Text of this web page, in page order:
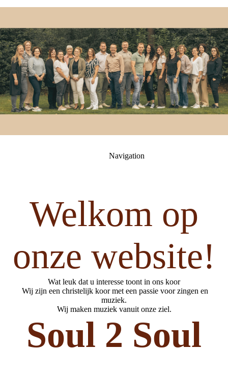
Navigation
Welkom op
onze website!
Wat leuk dat u interesse toont in ons koor
Wij zijn een christelijk koormet een passie voor zingen en
muziek.
Wij maken muziek vanuit onze ziel.
Soul 2 Soul